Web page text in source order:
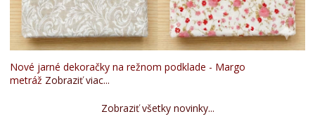
Nové jarné dekoračky na režnom podklade - Margo
metráž Zobraziť viac...
Zobraziť všetky novinky...